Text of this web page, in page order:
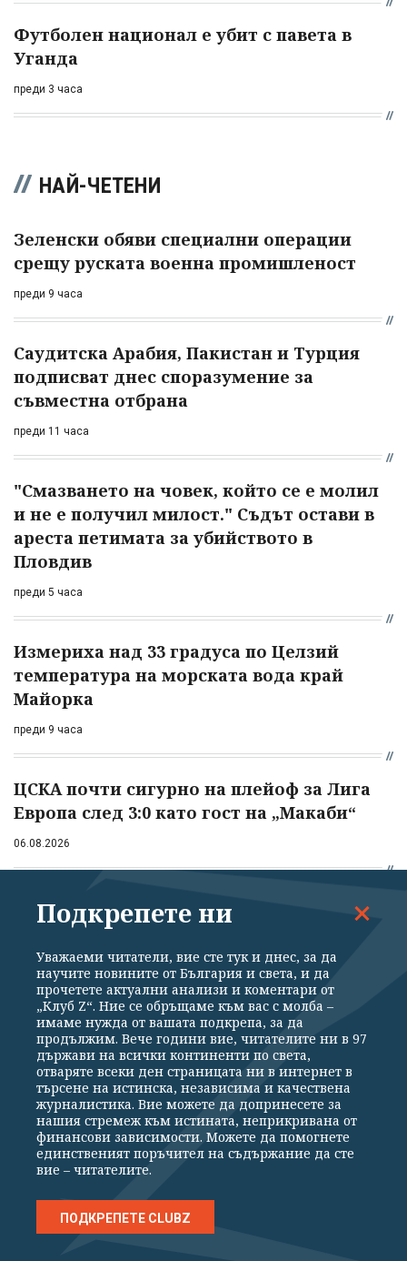
Футболен национал е убит с павета в
Уганда
преди 3 часа
НАЙ-ЧЕТЕНИ
Зеленски обяви специални операции
срещу руската военна промишленост
преди 9 часа
Саудитска Арабия, Пакистан и Турция
подписват днес споразумение за
съвместна отбрана
преди 11 часа
"Смазването на човек, който се е молил
и не е получил милост." Съдът остави в
ареста петимата за убийството в
Пловдив
преди 5 часа
Измериха над 33 градуса по Целзий
температура на морската вода край
Майорка
преди 9 часа
ЦСКА почти сигурно на плейоф за Лига
Европа след 3:0 като гост на „Макаби“
06.08.2026
Главният секретар на МВР за фентанила:
Успехът ни е грандиозен. На Балканския
полуостров не е правено такова нещо
преди 9 часа
МНЕНИЯ
Подкрепете ни
Уважаеми читатели, вие сте тук и днес, за да
научите новините от България и света, и да
прочетете актуални анализи и коментари от
„Клуб Z“. Ние се обръщаме към вас с молба –
имаме нужда от вашата подкрепа, за да
продължим. Вече години вие, читателите ни в 97
държави на всички континенти по света,
отваряте всеки ден страницата ни в интернет в
търсене на истинска, независима и качествена
журналистика. Вие можете да допринесете за
нашия стремеж към истината, неприкривана от
финансови зависимости. Можете да помогнете
единственият поръчител на съдържание да сте
вие – читателите.
ПОДКРЕПЕТЕ CLUBZ